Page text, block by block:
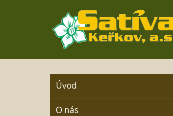
Úvod
O nás